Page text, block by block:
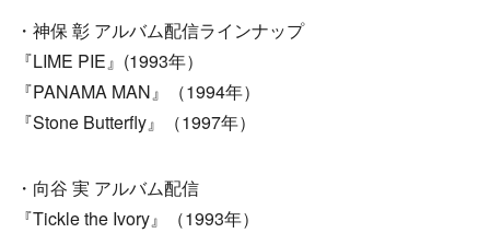
・神保 彰 アルバム配信ラインナップ
『LIME PIE』(1993年）
『PANAMA MAN』（1994年）
『Stone Butterfly』（1997年）
・向谷 実 アルバム配信
『Tickle the Ivory』（1993年）